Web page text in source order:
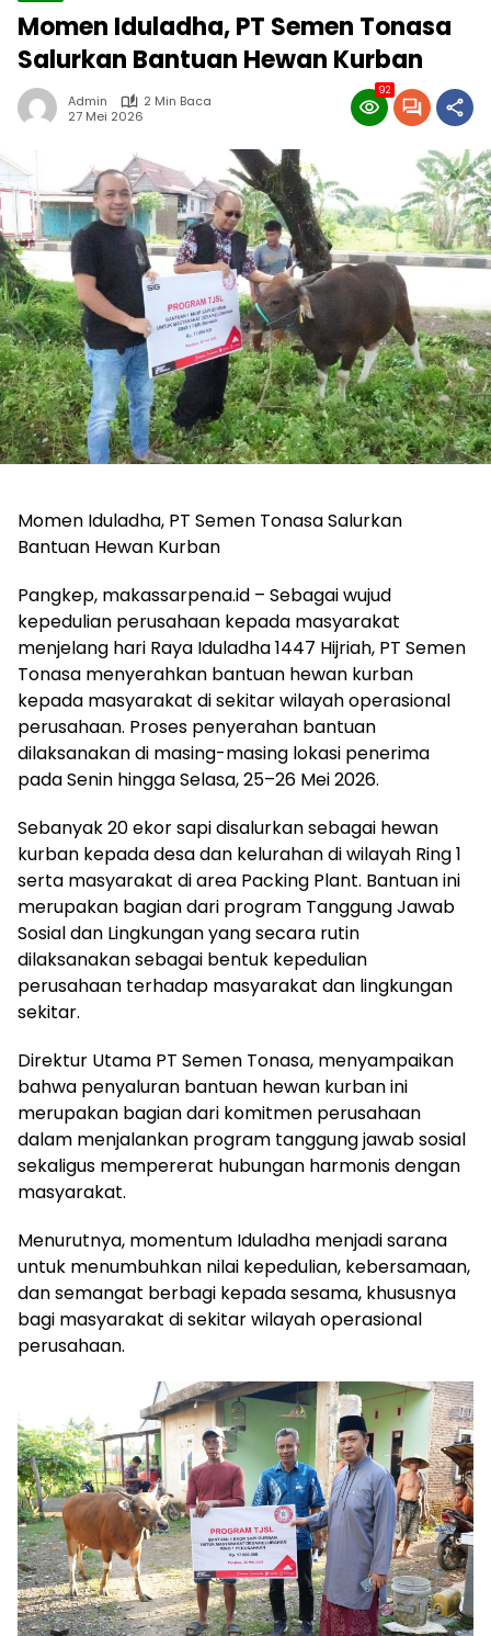
Momen Iduladha, PT Semen Tonasa
Salurkan Bantuan Hewan Kurban
Admin
2 Min Baca
27 Mei 2026
92
Momen Iduladha, PT Semen Tonasa Salurkan
Bantuan Hewan Kurban
Pangkep, makassarpena.id – Sebagai wujud
kepedulian perusahaan kepada masyarakat
menjelang hari Raya Iduladha 1447 Hijriah, PT Semen
Tonasa menyerahkan bantuan hewan kurban
kepada masyarakat di sekitar wilayah operasional
perusahaan. Proses penyerahan bantuan
dilaksanakan di masing-masing lokasi penerima
pada Senin hingga Selasa, 25–26 Mei 2026.
Sebanyak 20 ekor sapi disalurkan sebagai hewan
kurban kepada desa dan kelurahan di wilayah Ring 1
serta masyarakat di area Packing Plant. Bantuan ini
merupakan bagian dari program Tanggung Jawab
Sosial dan Lingkungan yang secara rutin
dilaksanakan sebagai bentuk kepedulian
perusahaan terhadap masyarakat dan lingkungan
sekitar.
Direktur Utama PT Semen Tonasa, menyampaikan
bahwa penyaluran bantuan hewan kurban ini
merupakan bagian dari komitmen perusahaan
dalam menjalankan program tanggung jawab sosial
sekaligus mempererat hubungan harmonis dengan
masyarakat.
Menurutnya, momentum Iduladha menjadi sarana
untuk menumbuhkan nilai kepedulian, kebersamaan,
dan semangat berbagi kepada sesama, khususnya
bagi masyarakat di sekitar wilayah operasional
perusahaan.